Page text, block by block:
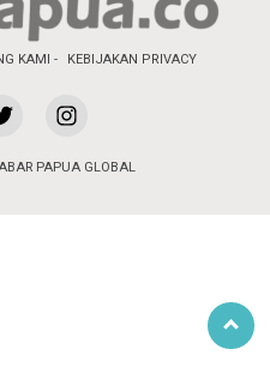
KAMI KEBIJAKAN PRIVACY
PAPUA GLOBAL